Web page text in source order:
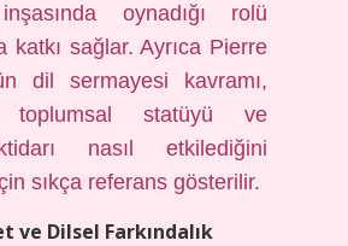
oynadığı rolü
katkı sağlar. Ayrıca Pierre
dil sermayesi kavramı,
toplumsal statüyü ve
nasıl etkilediğini
sıkça referans gösterilir.
ve Dilsel Farkındalık